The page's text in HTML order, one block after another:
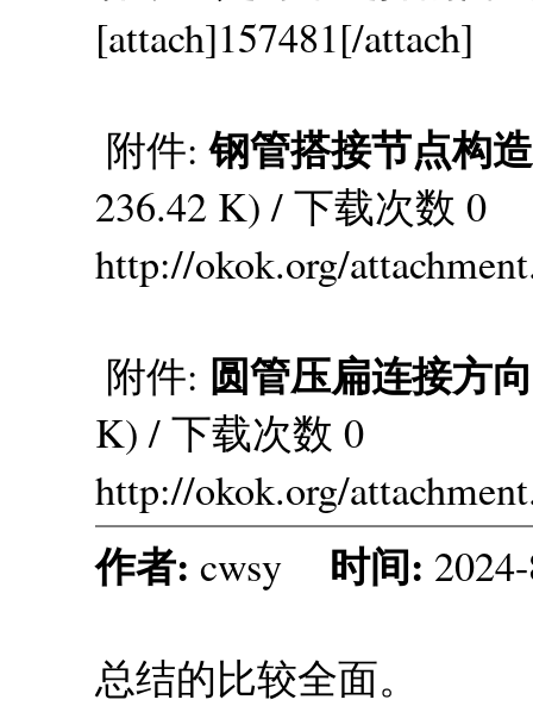
[attach]157481[/attach]
附件:钢管搭接节点构
236.42 K) / 下载次数 0
http://okok.org/
附件: 圆管压扁连接方
K) / 下载次数 0
http://okok.org/
作者: cwsy 时间:
总结的比较全面。